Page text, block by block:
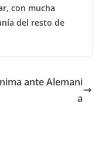
con mucha
del resto de
ante Alemani
a